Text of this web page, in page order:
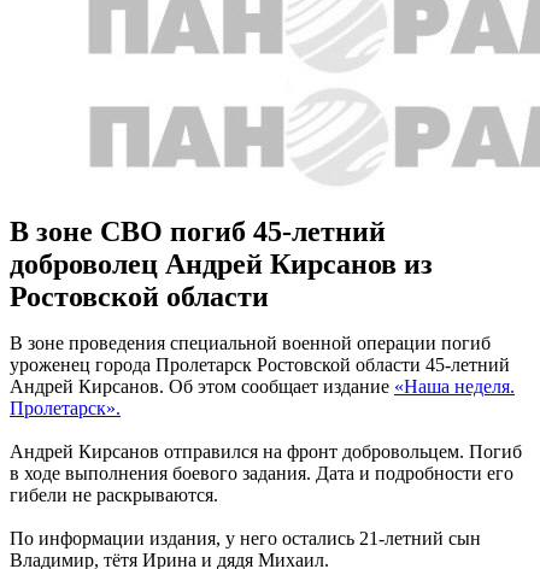
В зоне СВО погиб 45-летний
доброволец Андрей Кирсанов из
Ростовской области
В зоне проведения специальной военной операции погиб
уроженец города Пролетарск Ростовской области 45-летний
Андрей Кирсанов. Об этом сообщает издание «Наша неделя.
Пролетарск».
Андрей Кирсанов отправился на фронт добровольцем. Погиб
в ходе выполнения боевого задания. Дата и подробности его
гибели не раскрываются.
По информации издания, у него остались 21-летний сын
Владимир, тётя Ирина и дядя Михаил.